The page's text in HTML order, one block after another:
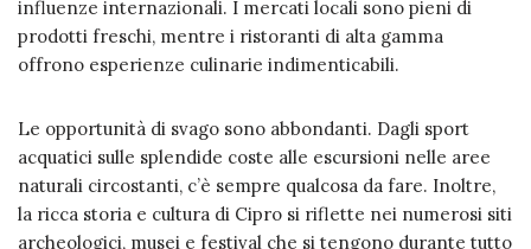
influenze internazionali. I mercati locali sono pieni di
prodotti freschi, mentre i ristoranti di alta gamma
offrono esperienze culinarie indimenticabili.
Le opportunità di svago sono abbondanti. Dagli sport
acquatici sulle splendide coste alle escursioni nelle aree
naturali circostanti, c’è sempre qualcosa da fare. Inoltre,
la ricca storia e cultura di Cipro si riflette nei numerosi siti
archeologici, musei e festival che si tengono durante tutto